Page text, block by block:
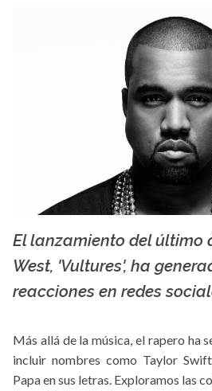
El lanzamiento del último
West, 'Vultures', ha
reacciones en redes
Más allá de la música, el rapero ha
incluir nombres como Taylor
Papa en sus letras. Exploramos las